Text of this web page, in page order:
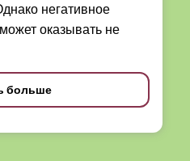
негативное
оказывать не
больше